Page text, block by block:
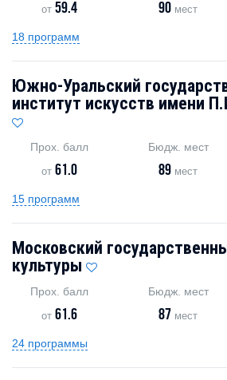
от59.4 90 мест
18 программ
Южно-Уральский
институт искусств имени
Прох. балл
от61.0
Бюдж. мест
89 мест
15 программ
Московский
культуры
Прох. балл
от61.6
Бюдж. мест
87 мест
24 программы